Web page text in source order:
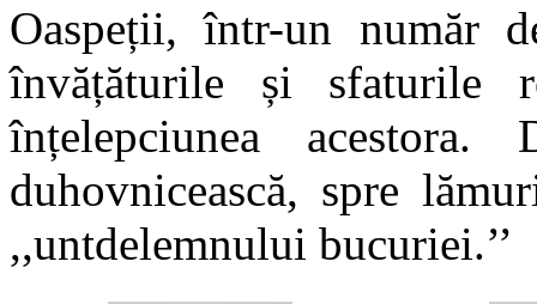
Oaspeții, într-un număr
învățăturile și sfaturile
înțelepciunea
duhovnicească, spre
,,untdelemnului bucuriei.’’